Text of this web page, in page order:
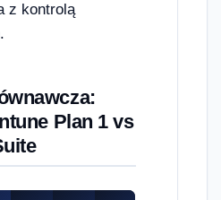
z kontrolą
Plan 1 vs